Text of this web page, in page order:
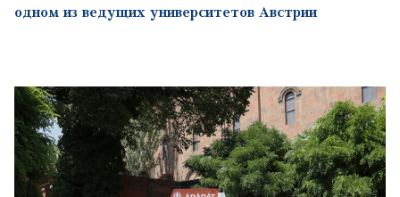
одном из ведущих университетов Австрии